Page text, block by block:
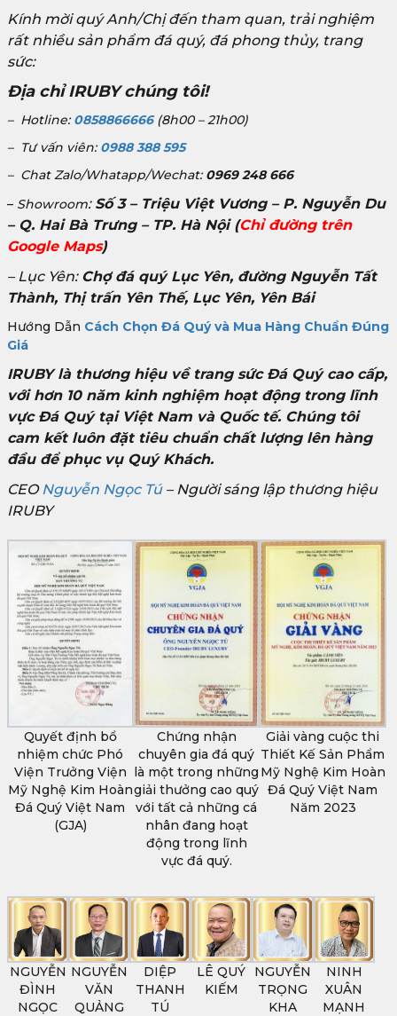
Kính mời quý Anh/Chị đến tham quan, trải nghiệm
rất nhiều sản phẩm đá quý, đá phong thủy, trang
sức:
Địa chỉ IRUBY chúng tôi!
– Hotline: 0858866666(8h00 – 21h00)
– Tư vấn viên: 0988 388 595
– Chat Zalo/Whatapp/Wechat: 0969 248 666
– Showroom: Số 3 – Triệu Việt Vương – P. Nguyễn Du
– Q. Hai Bà Trưng – TP. Hà Nội(Chỉ đường trên
Google Maps)
– Lục Yên: Chợ đá quý Lục Yên, đường Nguyễn Tất
Thành, Thị trấn Yên Thế, Lục Yên, Yên Bái
Hướng Dẫn Cách Chọn Đá Quý và Mua Hàng Chuẩn Đúng
Giá
IRUBY là thương hiệu về trang sức Đá Quý cao cấp,
với hơn 10 năm kinh nghiệm hoạt động trong lĩnh
vực Đá Quý tại Việt Nam và Quốc tế. Chúng tôi
cam kết luôn đặt tiêu chuẩn chất lượng lên hàng
đầu để phục vụ Quý Khách.
CEONguyễn Ngọc Tú– Người sáng lập thương hiệu
IRUBY
Quyết định bổ
nhiệm chức Phó
Viện Trưởng Viện
Mỹ Nghệ Kim Hoàn
Đá Quý Việt Nam
(GJA)
Chứng nhận
chuyên gia đá quý
là một trong những
giải thưởng cao quý
với tất cả những cá
nhân đang hoạt
động trong lĩnh
vực đá quý.
Giải vàng cuộc thi
Thiết Kế Sản Phẩm
Mỹ Nghệ Kim Hoàn
Đá Quý Việt Nam
Năm 2023
NGUYỄN
ĐÌNH
NGỌC
NGUYỄN
VĂN
QUẢNG
DIỆP
THANH
TÚ
LÊ QUÝ
KIẾM
NGUYỄN
TRỌNG
KHA
NINH
XUÂN
MẠNH